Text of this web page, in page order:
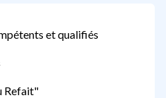
et qualifiés
Refait"